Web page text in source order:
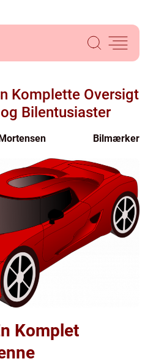
Komplette Oversigt
Bilentusiaster
Bilmærker
Komplet